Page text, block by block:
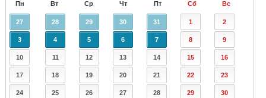
Пн Вт Ср Чт Пт Сб Вс
27 28 29 30 31 1 2
3 4 5 6 7 8 9
10 11 12 13 14 15 16
17 18 19 20 21 22 23
24 25 26 27 28 29 30